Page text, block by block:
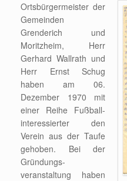
Ortsbürgermeister der
Gemeinden
Grenderich und
Moritzheim, Herr
Gerhard Wallrath und
Herr Ernst Schug
haben am 06.
Dezember 1970 mit
einer Reihe Fußball-
interessierter den
Verein aus der Taufe
gehoben. Bei der
Gründungs-
veranstaltung haben